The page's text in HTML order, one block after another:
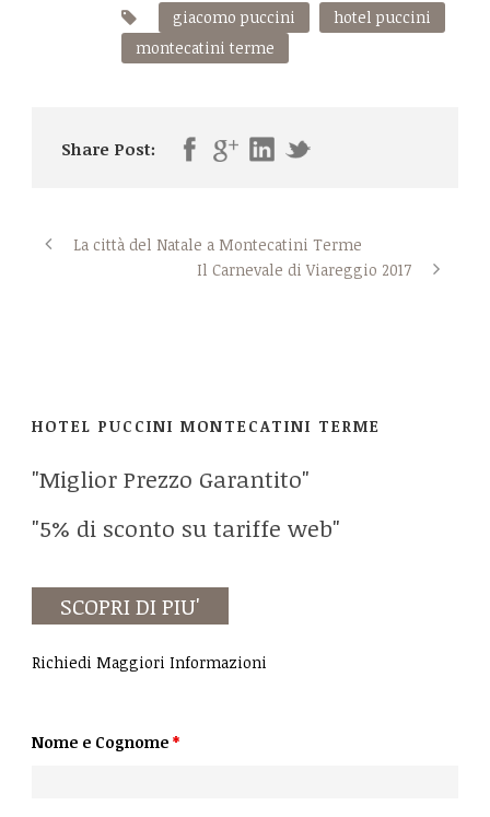
giacomo puccini
hotel puccini
montecatini terme
Share Post:
La città del Natale a Montecatini Terme
Il Carnevale di Viareggio 2017
HOTEL PUCCINI MONTECATINI TERME
"Miglior Prezzo Garantito"
"5% di sconto su tariffe web"
SCOPRI DI PIU'
Richiedi Maggiori Informazioni
Nome e Cognome *